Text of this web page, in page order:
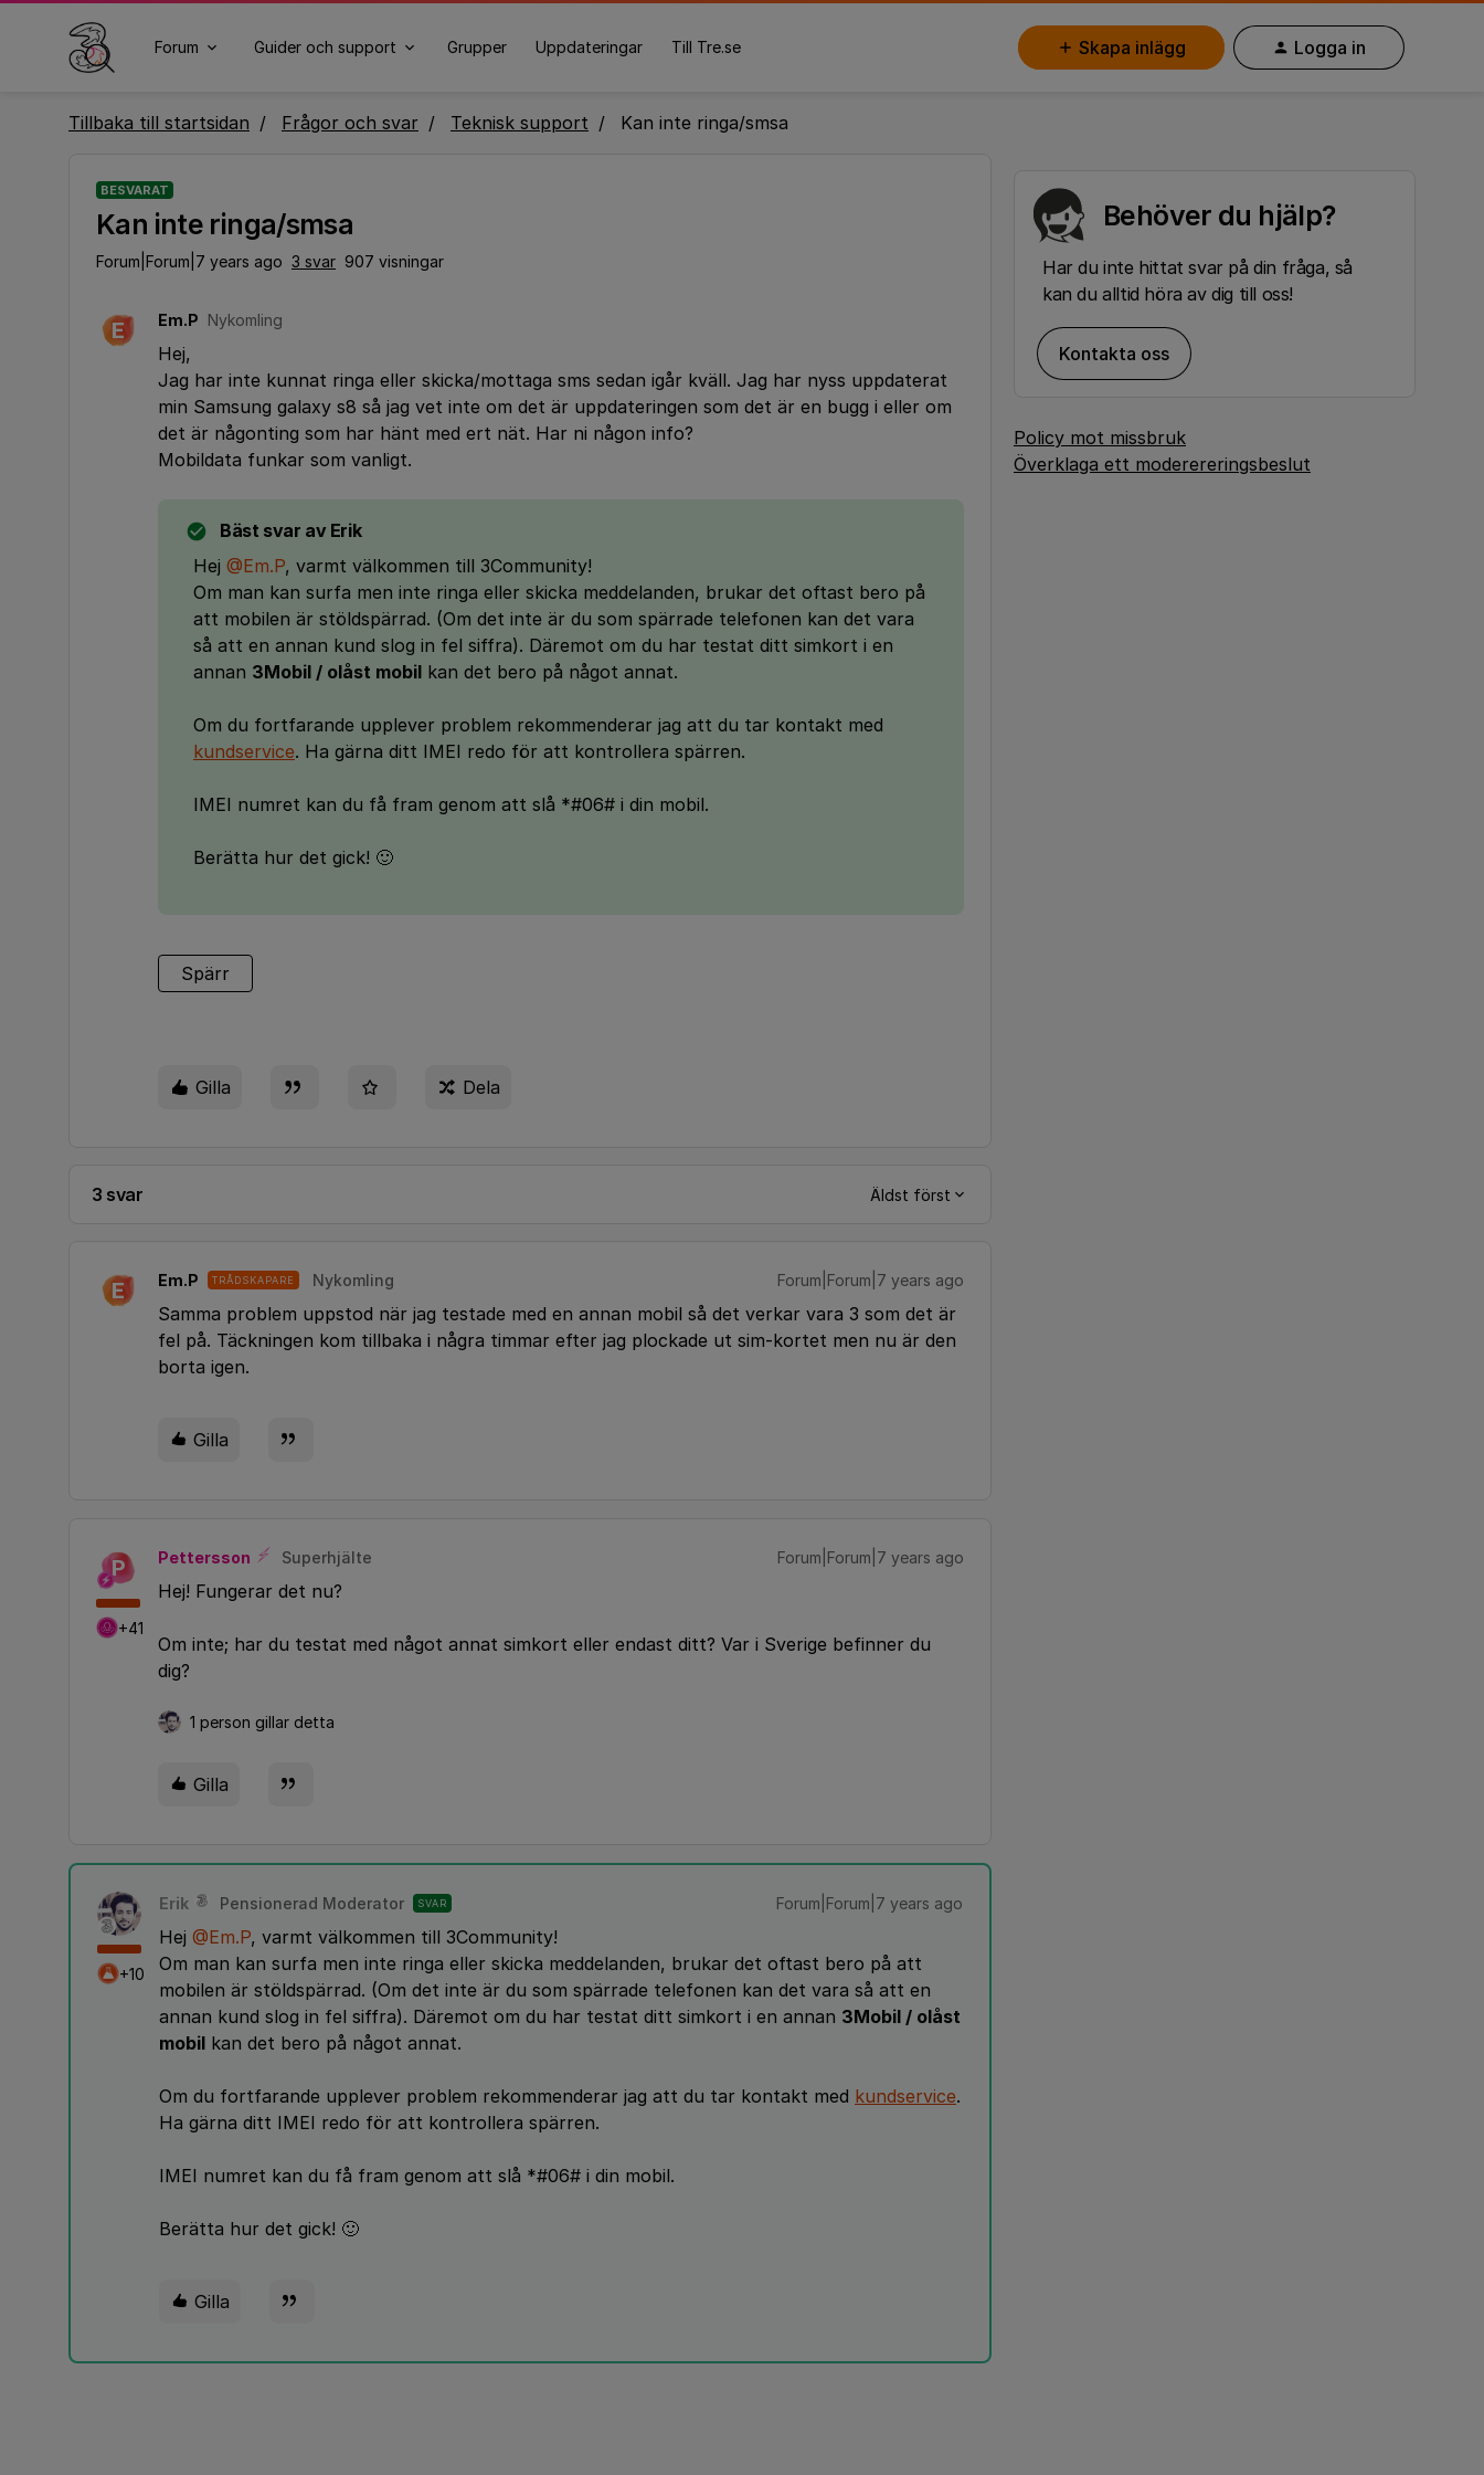
Forum Guider och support Grupper Uppdateringar Till Tre.se Skapa inlägg Logga in
Tillbaka till startsidan Frågor och svar Teknisk support Kan inte ringa/smsa
BESVARAT
Kan inte ringa/smsa
Forum|Forum|7 years ago 3 svar 907 visningar
E Em.P Nykomling
Hej,
Jag har inte kunnat ringa eller skicka/mottaga sms sedan igår kväll. Jag har nyss uppdaterat
min Samsung galaxy s8 så jag vet inte om det är uppdateringen som det är en bugg i eller om
det är någonting som har hänt med ert nät. Har ni någon info?
Mobildata funkar som vanligt.
Bäst svar av Erik
Hej @Em.P, varmt välkommen till 3Community!
Om man kan surfa men inte ringa eller skicka meddelanden, brukar det oftast bero på
att mobilen är stöldspärrad. (Om det inte är du som spärrade telefonen kan det vara
så att en annan kund slog in fel siffra). Däremot om du har testat ditt simkort i en
annan 3Mobil / olåst mobil kan det bero på något annat.
Om du fortfarande upplever problem rekommenderar jag att du tar kontakt med
kundservice. Ha gärna ditt IMEI redo för att kontrollera spärren.
IMEI numret kan du få fram genom att slå *#06# i din mobil.
Berätta hur det gick! 🙂
Spärr
Gilla Dela
3 svar Äldst först
E Em.P TRÅDSKAPARE Nykomling Forum|Forum|7 years ago
Samma problem uppstod när jag testade med en annan mobil så det verkar vara 3 som det är
fel på. Täckningen kom tillbaka i några timmar efter jag plockade ut sim-kortet men nu är den
borta igen.
Gilla
P
+41
Pettersson Superhjälte Forum|Forum|7 years ago
Hej! Fungerar det nu?
Om inte; har du testat med något annat simkort eller endast ditt? Var i Sverige befinner du
dig?
1 person gillar detta
Gilla
+10
Erik Pensionerad Moderator SVAR Forum|Forum|7 years ago
Hej @Em.P, varmt välkommen till 3Community!
Om man kan surfa men inte ringa eller skicka meddelanden, brukar det oftast bero på att
mobilen är stöldspärrad. (Om det inte är du som spärrade telefonen kan det vara så att en
annan kund slog in fel siffra). Däremot om du har testat ditt simkort i en annan 3Mobil / olåst
mobil kan det bero på något annat.
Om du fortfarande upplever problem rekommenderar jag att du tar kontakt med kundservice.
Ha gärna ditt IMEI redo för att kontrollera spärren.
IMEI numret kan du få fram genom att slå *#06# i din mobil.
Berätta hur det gick! 🙂
Gilla
Behöver du hjälp?
Har du inte hittat svar på din fråga, så
kan du alltid höra av dig till oss!
Kontakta oss
Policy mot missbruk
Överklaga ett moderereringsbeslut